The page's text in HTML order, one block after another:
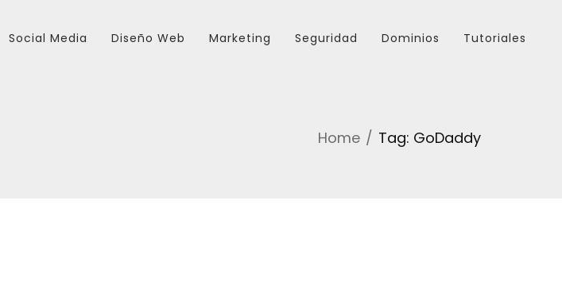
Social Media Diseño Web Marketing Seguridad Dominios Tutoriales
Home Tag: GoDaddy